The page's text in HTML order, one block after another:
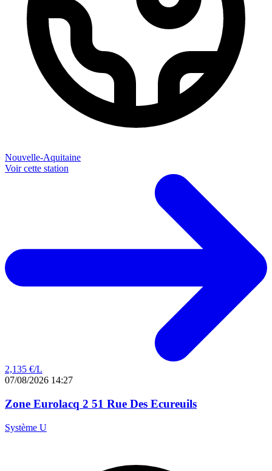
Nouvelle-Aquitaine
Voir cette station
2,135 €/L
07/08/2026 14:27
Zone Eurolacq 2 51 Rue Des Ecureuils
Système U